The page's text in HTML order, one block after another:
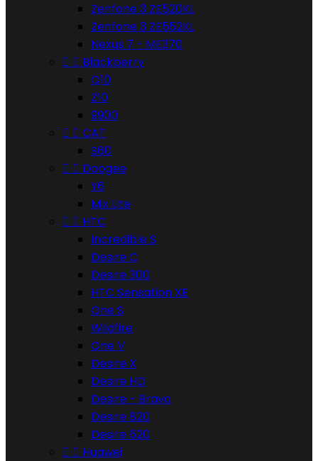
Zenfone 3 ZE520KL
Zenfone 3 ZE552KL
Nexus 7 - ME370
  Blackberry
Q10
Z10
9900
  CAT
S60
  Doogee
Y6
Mix Lite
  HTC
Incredible S
Desire C
Desire 300
HTC Sensation XE
One S
Wildfire
One V
Desire X
Desire HD
Desire - Bravo
Desire 820
Desire 620
  Huawei